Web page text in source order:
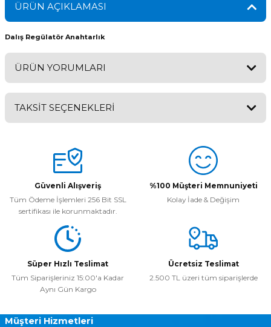
ÜRÜN AÇIKLAMASI
Dalış Regülatör Anahtarlık
ÜRÜN YORUMLARI
TAKSİT SEÇENEKLERİ
Güvenli Alışveriş
Tüm Ödeme İşlemleri 256 Bit SSL
sertifikası ile korunmaktadır.
%100 Müşteri Memnuniyeti
Kolay İade & Değişim
Süper Hızlı Teslimat
Tüm Siparişleriniz 15:00'a Kadar
Aynı Gün Kargo
Ücretsiz Teslimat
2.500 TL üzeri tüm siparişlerde
Müşteri Hizmetleri